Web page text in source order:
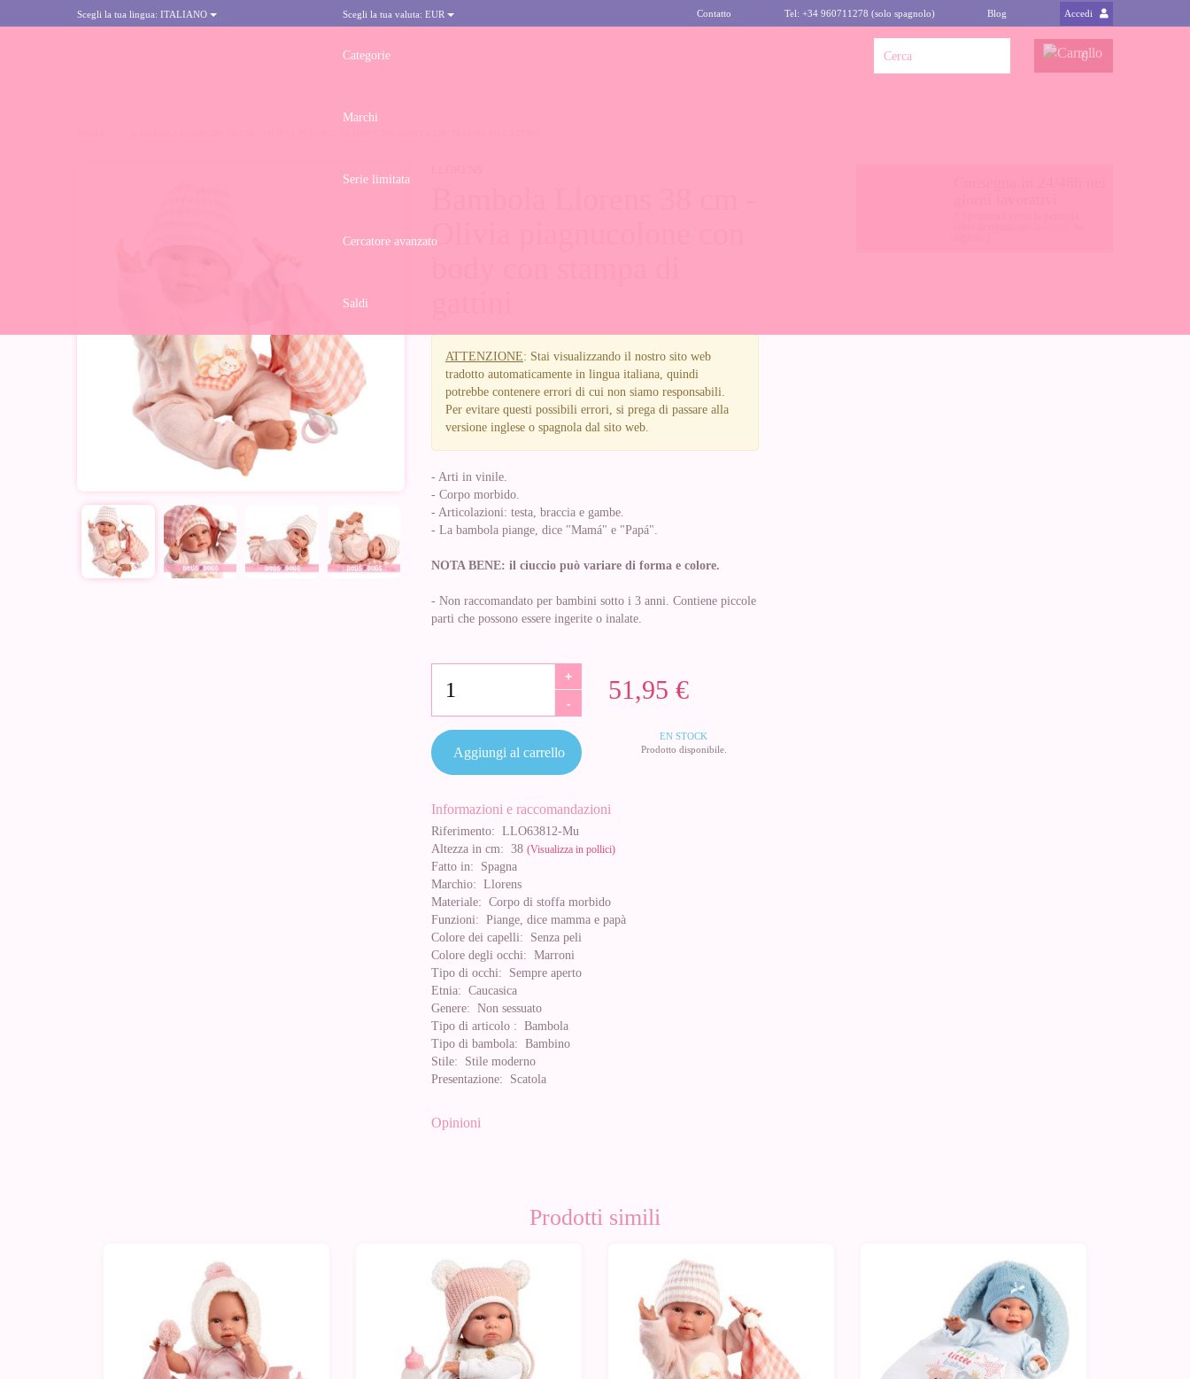
Scegli la tua lingua: ITALIANO Scegli la tua valuta: EUR Contatto Tel: +34 960711278 (solo spagnolo) Blog Accedi
Categorie
Marchi
Serie limitata
Cercatore avanzato
Saldi
0
Olivia piagnucolone con
ATTENZIONE: Stai visualizzando il nostro sito web
tradotto automaticamente in lingua italiana, quindi
potrebbe contenere errori di cui non siamo responsabili.
Per evitare questi possibili errori, si prega di passare alla
versione inglese o spagnola dal sito web.
- Arti in vinile.
- Corpo morbido.
- Articolazioni: testa, braccia e gambe.
- La bambola piange, dice "Mamá" e "Papá".
NOTA BENE: il ciuccio può variare di forma e colore.
- Non raccomandato per bambini sotto i 3 anni. Contiene piccole
parti che possono essere ingerite o inalate.
51,95 €
+
-
EN STOCK
Prodotto disponibile.
Aggiungi al carrello
Informazioni e raccomandazioni
Riferimento: LLO63812-Mu
Altezza in cm: 38 (Visualizza in pollici)
Fatto in: Spagna
Marchio: Llorens
Materiale: Corpo di stoffa morbido
Funzioni: Piange, dice mamma e papà
Colore dei capelli: Senza peli
Colore degli occhi: Marroni
Tipo di occhi: Sempre aperto
Etnia: Caucasica
Genere: Non sessuato
Tipo di articolo : Bambola
Tipo di bambola: Bambino
Stile: Stile moderno
Presentazione: Scatola
Opinioni
Prodotti simili